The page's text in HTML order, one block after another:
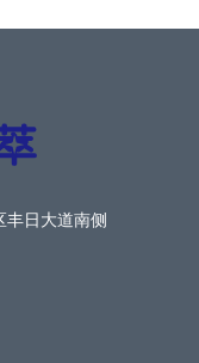
日大道南侧